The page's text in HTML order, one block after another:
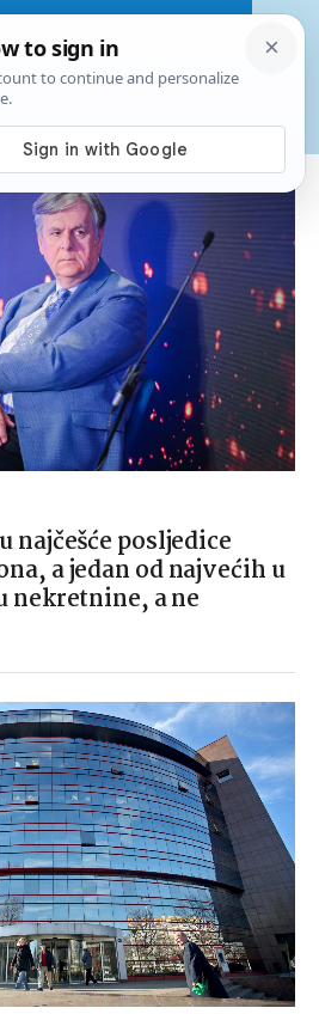
najčešće posljedice
a jedan od najvećih u
nekretnine, a ne